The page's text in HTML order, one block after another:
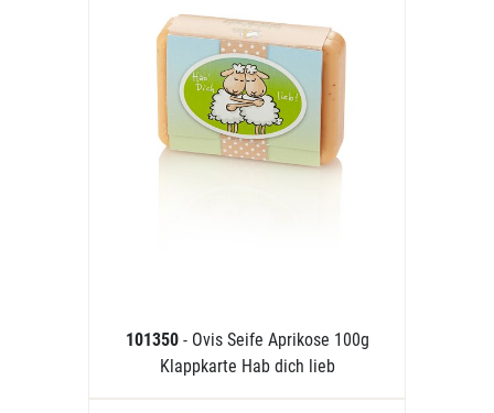
101350 - Ovis Seife Aprikose 100g
Klappkarte Hab dich lieb